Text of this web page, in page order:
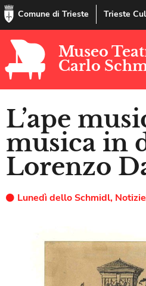
Comune di Trieste Trieste
Museo
Carlo
L’ape
musica in
Lorenzo
Lunedì dello Schmidl, Notizie